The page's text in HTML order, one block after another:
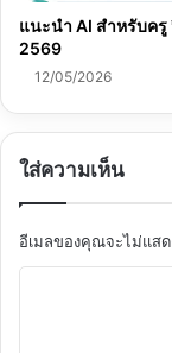
แนะนำ AI สำหรับครู
2569
12/05/2026
ใส่ความเห็น
อีเมลของคุณจะไม่แส